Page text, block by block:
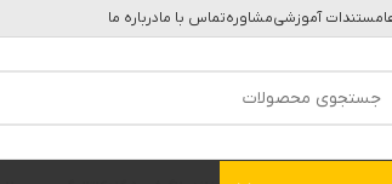
مستندات آموزشیمشاورهتماس با مادرباره ما